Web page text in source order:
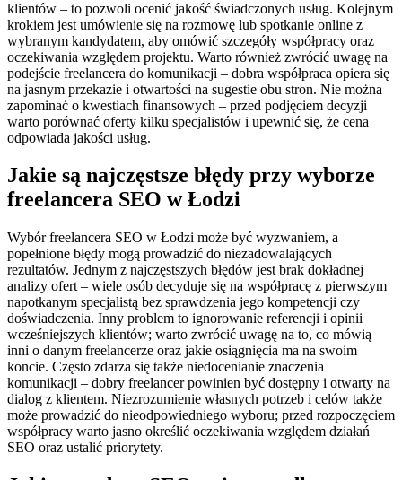
klientów – to pozwoli ocenić jakość świadczonych usług. Kolejnym
krokiem jest umówienie się na rozmowę lub spotkanie online z
wybranym kandydatem, aby omówić szczegóły współpracy oraz
oczekiwania względem projektu. Warto również zwrócić uwagę na
podejście freelancera do komunikacji – dobra współpraca opiera się
na jasnym przekazie i otwartości na sugestie obu stron. Nie można
zapominać o kwestiach finansowych – przed podjęciem decyzji
warto porównać oferty kilku specjalistów i upewnić się, że cena
odpowiada jakości usług.
Jakie są najczęstsze błędy przy wyborze
freelancera SEO w Łodzi
Wybór freelancera SEO w Łodzi może być wyzwaniem, a
popełnione błędy mogą prowadzić do niezadowalających
rezultatów. Jednym z najczęstszych błędów jest brak dokładnej
analizy ofert – wiele osób decyduje się na współpracę z pierwszym
napotkanym specjalistą bez sprawdzenia jego kompetencji czy
doświadczenia. Inny problem to ignorowanie referencji i opinii
wcześniejszych klientów; warto zwrócić uwagę na to, co mówią
inni o danym freelancerze oraz jakie osiągnięcia ma na swoim
koncie. Często zdarza się także niedocenianie znaczenia
komunikacji – dobry freelancer powinien być dostępny i otwarty na
dialog z klientem. Niezrozumienie własnych potrzeb i celów także
może prowadzić do nieodpowiedniego wyboru; przed rozpoczęciem
współpracy warto jasno określić oczekiwania względem działań
SEO oraz ustalić priorytety.